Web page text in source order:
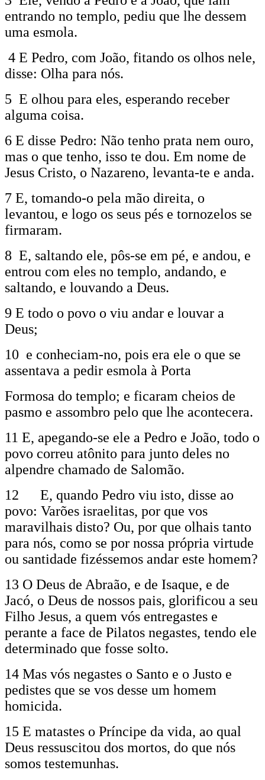
entrando no templo, pediu que lhe dessem
uma esmola.
4 E Pedro, com João, fitando os olhos nele,
disse: Olha para nós.
5 E olhou para eles, esperando receber
alguma coisa.
6 E disse Pedro: Não tenho prata nem ouro,
mas o que tenho, isso te dou. Em nome de
Jesus Cristo, o Nazareno, levanta-te e anda.
7 E, tomando-o pela mão direita, o
levantou, e logo os seus pés e tornozelos se
firmaram.
8 E, saltando ele, pôs-se em pé, e andou, e
entrou com eles no templo, andando, e
saltando, e louvando a Deus.
9 E todo o povo o viu andar e louvar a
Deus;
10 e conheciam-no, pois era ele o que se
assentava a pedir esmola à Porta
Formosa do templo; e ficaram cheios de
pasmo e assombro pelo que lhe acontecera.
11 E, apegando-se ele a Pedro e João, todo o
povo correu atônito para junto deles no
alpendre chamado de Salomão.
12 E, quando Pedro viu isto, disse ao
povo: Varões israelitas, por que vos
maravilhais disto? Ou, por que olhais tanto
para nós, como se por nossa própria virtude
ou santidade fizéssemos andar este homem?
13 O Deus de Abraão, e de Isaque, e de
Jacó, o Deus de nossos pais, glorificou a seu
Filho Jesus, a quem vós entregastes e
perante a face de Pilatos negastes, tendo ele
determinado que fosse solto.
14 Mas vós negastes o Santo e o Justo e
pedistes que se vos desse um homem
homicida.
15 E matastes o Príncipe da vida, ao qual
Deus ressuscitou dos mortos, do que nós
somos testemunhas.